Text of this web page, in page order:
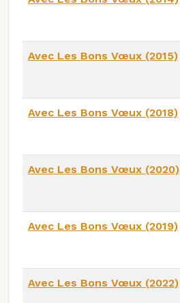
Avec Les Bons Vœux (2015)
Avec Les Bons Vœux (2018)
Avec Les Bons Vœux (2020)
Avec Les Bons Vœux (2019)
Avec Les Bons Vœux (2022)